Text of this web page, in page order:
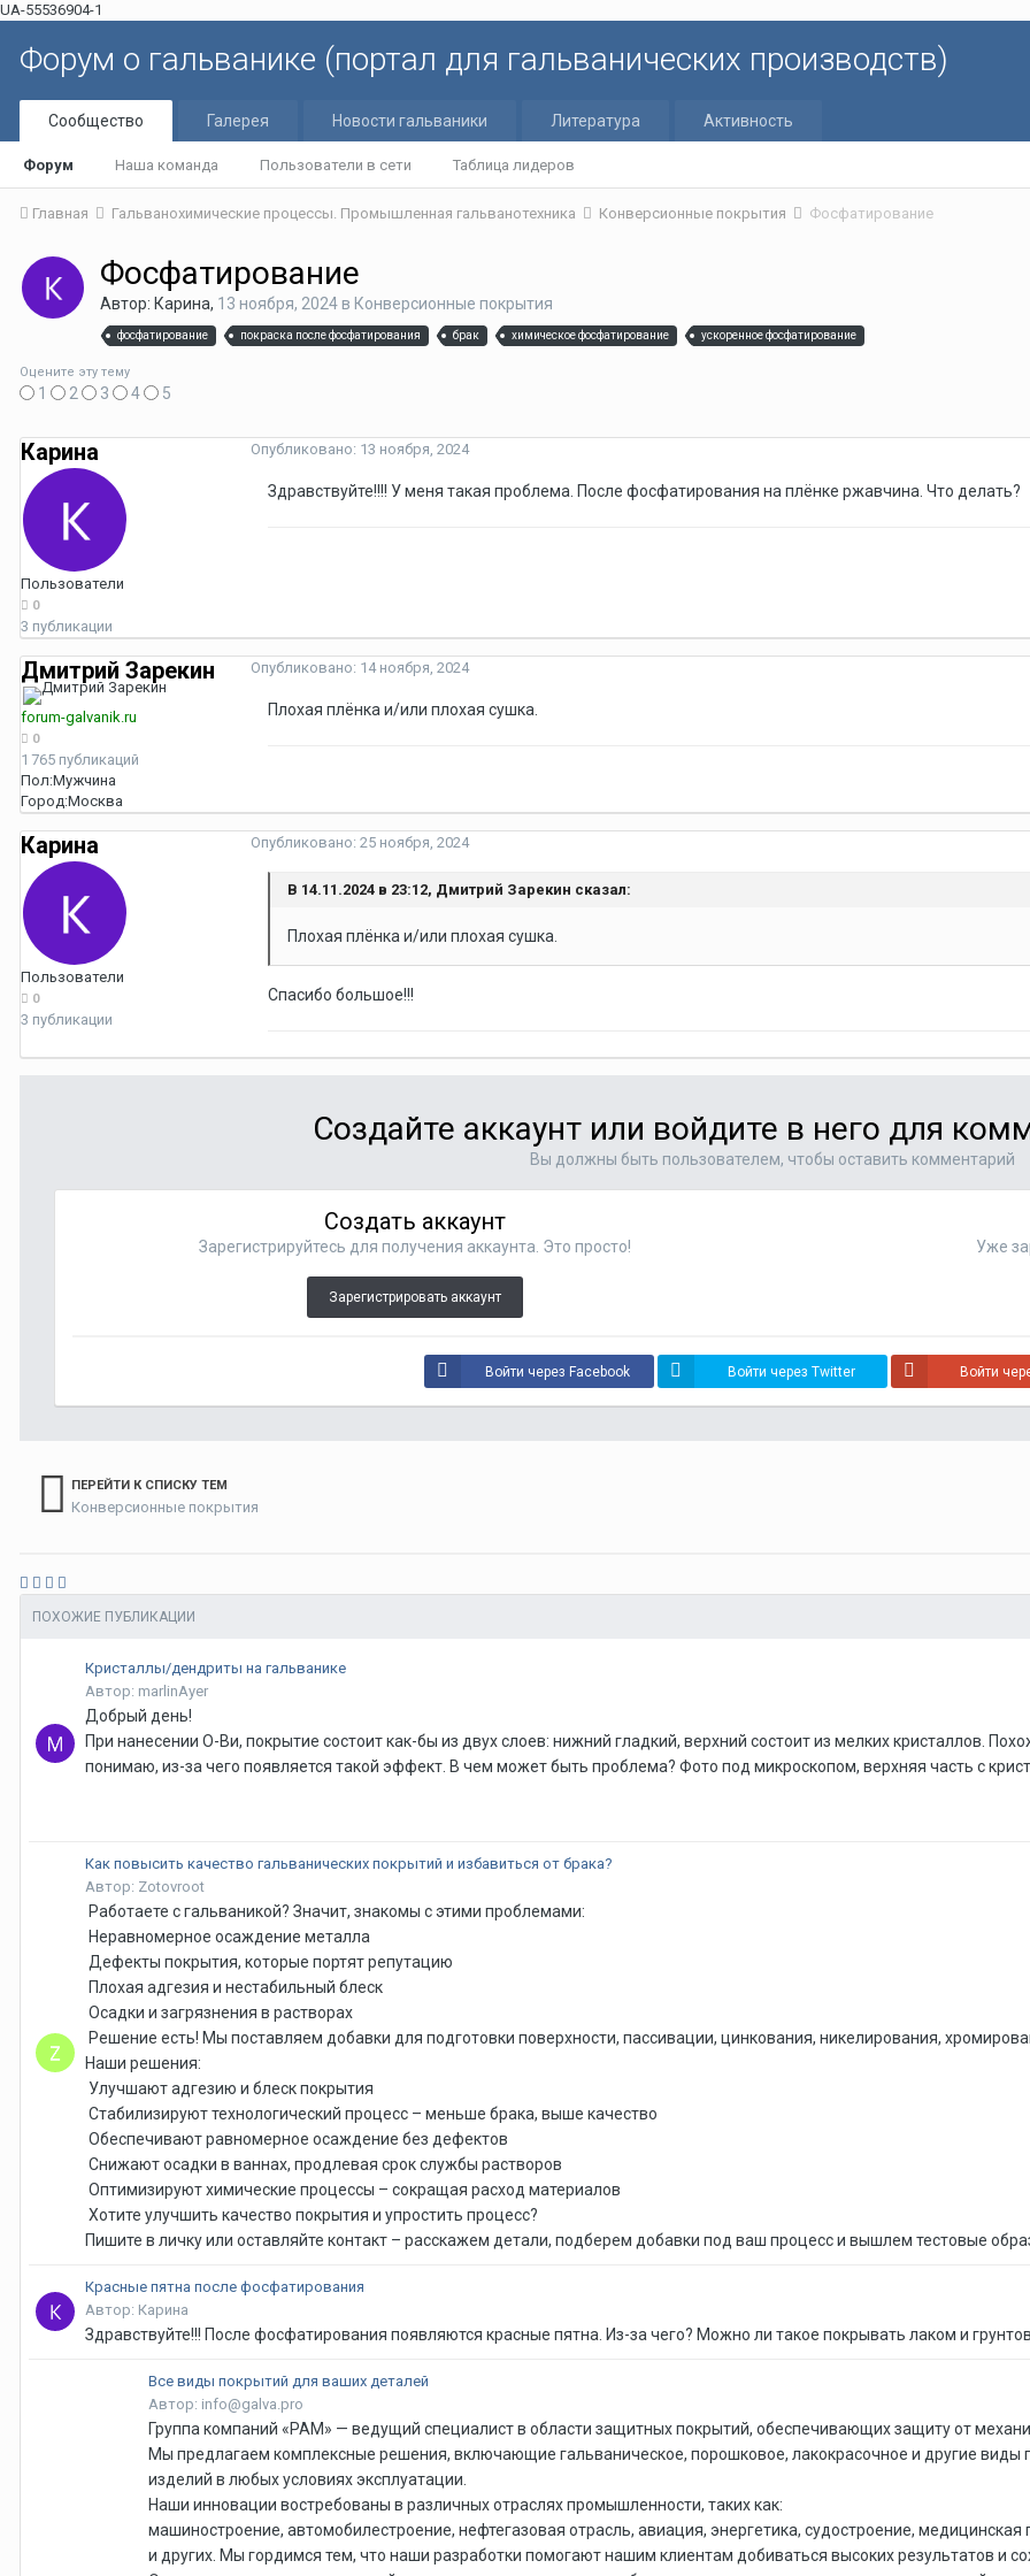
UA-55536904-1
Форум о гальванике (портал для гальванических производств)
Сообщество
Форум Наша команда Пользователи в сети Таблица лидеров
Галерея Новости гальваники Литература Активность
Главная Гальванохимические процессы. Промышленная гальванотехника Конверсионные покрытия Фосфатирование
Фосфатирование
Автор: Карина, 13 ноября, 2024в Конверсионные покрытия
фосфатирование покраска после фосфатирования брак химическое фосфатирование ускоренное фосфатирование
Оцените эту тему
1 2 3 4 5
Карина
Пользователи
0
3 публикации
Опубликовано: 13 ноября, 2024
Здравствуйте!!!! У меня такая проблема. После фосфатирования на плёнке ржавчина. Что делать?
Дмитрий Зарекин
forum-galvanik.ru
0
1 765 публикаций
Пол:Мужчина
Город:Москва
Опубликовано: 14 ноября, 2024
Плохая плёнка и/или плохая сушка.
Карина
Пользователи
0
3 публикации
Опубликовано: 25 ноября, 2024
В 14.11.2024 в 23:12, Дмитрий Зарекин сказал:
Плохая плёнка и/или плохая сушка.
Спасибо большое!!!
Создайте аккаунт или войдите в него для
Вы должны быть пользователем, чтобы оставить комментарий
Создать аккаунт
Зарегистрируйтесь для получения аккаунта. Это просто!
Зарегистрировать аккаунт
Уже
Войти через Facebook Войти через Twitter Войти
ПЕРЕЙТИ К СПИСКУ ТЕМ
Конверсионные покрытия
ПОХОЖИЕ ПУБЛИКАЦИИ
Кристаллы/дендриты на гальванике
Автор: marlinAyer
Добрый день!
При нанесении О-Ви, покрытие состоит как-бы из двух слоев: нижний гладкий, верхний состоит из мелких кристаллов.
понимаю, из-за чего появляется такой эффект. В чем может быть проблема? Фото под микроскопом, верхняя часть с
Как повысить качество гальванических покрытий и избавиться от брака?
Автор: Zotovroot
Работаете с гальваникой? Значит, знакомы с этими проблемами:
Неравномерное осаждение металла
Дефекты покрытия, которые портят репутацию
Плохая адгезия и нестабильный блеск
Осадки и загрязнения в растворах
Решение есть! Мы поставляем добавки для подготовки поверхности, пассивации, цинкования, никелирования,
Наши решения:
Улучшают адгезию и блеск покрытия
Стабилизируют технологический процесс – меньше брака, выше качество
Обеспечивают равномерное осаждение без дефектов
Снижают осадки в ваннах, продлевая срок службы растворов
Оптимизируют химические процессы – сокращая расход материалов
Хотите улучшить качество покрытия и упростить процесс?
Пишите в личку или оставляйте контакт – расскажем детали, подберем добавки под ваш процесс и вышлем тестовые
Красные пятна после фосфатирования
Автор: Карина
Здравствуйте!!! После фосфатирования появляются красные пятна. Из-за чего? Можно ли такое покрывать лаком и
Все виды покрытий для ваших деталей
Автор: info@galva.pro
Группа компаний «РАМ» — ведущий специалист в области защитных покрытий, обеспечивающих защиту от
Мы предлагаем комплексные решения, включающие гальваническое, порошковое, лакокрасочное и другие
изделий в любых условиях эксплуатации.
Наши инновации востребованы в различных отраслях промышленности, таких как:
машиностроение, автомобилестроение, нефтегазовая отрасль, авиация, энергетика, судостроение,
и других. Мы гордимся тем, что наши разработки помогают нашим клиентам добиваться высоких результатов и